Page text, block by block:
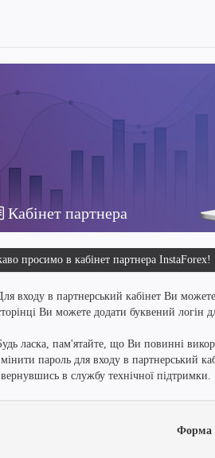
Кабінет партнера
просимо в кабінет партнера InstaForex!
входу в партнерський кабінет Ви
Ви можете додати буквений логін
ласка, пам'ятайте, що Ви повинні
пароль для входу в партнерський
в службу технічної підтримки.
Форма